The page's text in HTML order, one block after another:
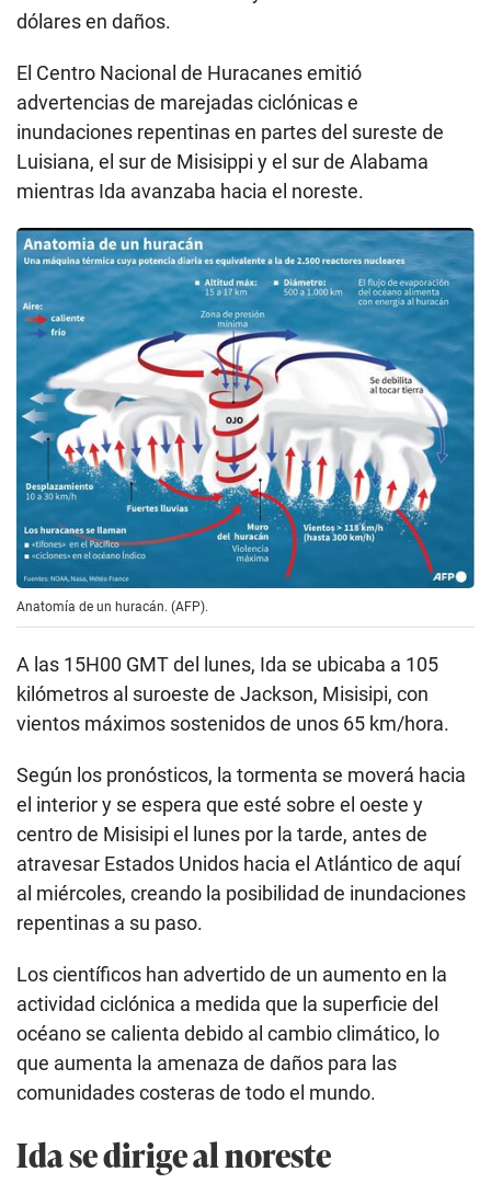
dólares en daños.
El Centro Nacional de Huracanes emitió
advertencias de marejadas ciclónicas e
inundaciones repentinas en partes del sureste de
Luisiana, el sur de Misisippi y el sur de Alabama
mientras Ida avanzaba hacia el noreste.
Anatomía de un huracán. (AFP).
A las 15H00 GMT del lunes, Ida se ubicaba a 105
kilómetros al suroeste de Jackson, Misisipi, con
vientos máximos sostenidos de unos 65 km/hora.
Según los pronósticos, la tormenta se moverá hacia
el interior y se espera que esté sobre el oeste y
centro de Misisipi el lunes por la tarde, antes de
atravesar Estados Unidos hacia el Atlántico de aquí
al miércoles, creando la posibilidad de inundaciones
repentinas a su paso.
Los científicos han advertido de un aumento en la
actividad ciclónica a medida que la superficie del
océano se calienta debido al cambio climático, lo
que aumenta la amenaza de daños para las
comunidades costeras de todo el mundo.
Ida se dirige al noreste